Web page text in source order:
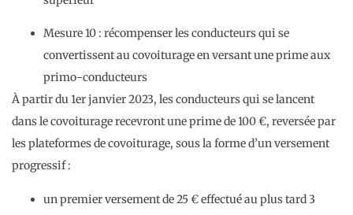
Mesure 10 : récompenser les conducteurs qui se
convertissent au covoiturage en versant une prime aux
primo-conducteurs
À partir du 1er janvier 2023, les conducteurs qui se lancent
dans le covoiturage recevront une prime de 100 €, reversée par
les plateformes de covoiturage, sous la forme d’un versement
progressif :
un premier versement de 25 € effectué au plus tard 3